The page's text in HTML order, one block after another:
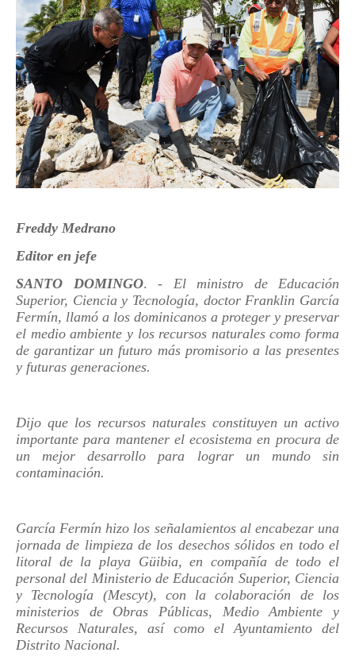
Freddy Medrano
Editor en jefe
SANTO DOMINGO. - El ministro de Educación
Superior, Ciencia y Tecnología, doctor Franklin García
Fermín, llamó a los dominicanos a proteger y preservar
el medio ambiente y los recursos naturales como forma
de garantizar un futuro más promisorio a las presentes
y futuras generaciones.
Dijo que los recursos naturales constituyen un activo
importante para mantener el ecosistema en procura de
un mejor desarrollo para lograr un mundo sin
contaminación.
García Fermín hizo los señalamientos al encabezar una
jornada de limpieza de los desechos sólidos en todo el
litoral de la playa Güibia, en compañía de todo el
personal del Ministerio de Educación Superior, Ciencia
y Tecnología (Mescyt), con la colaboración de los
ministerios de Obras Públicas, Medio Ambiente y
Recursos Naturales, así como el Ayuntamiento del
Distrito Nacional.